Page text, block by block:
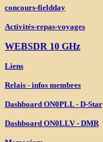
concours-fieldday
Activités-repas-voyages
WEBSDR 10 GHz
Liens
Relais - infos membres
Dashboard ON0PLL - D-Star
Dashboard ON0LLV - DMR